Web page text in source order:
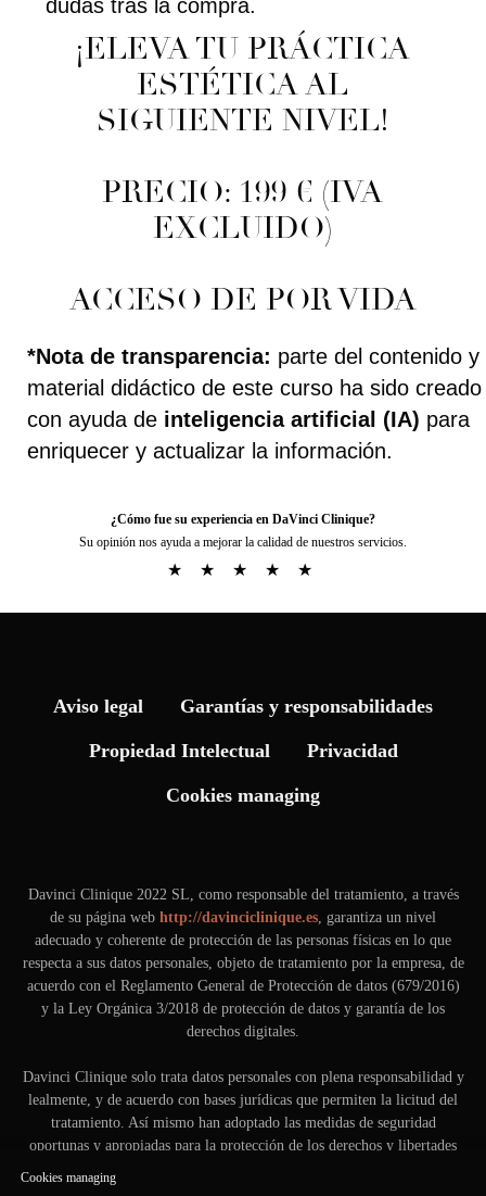
Cookies managing
¿Cómo fue su experiencia en DaVinci Clinique?
Su opinión nos ayuda a mejorar la calidad de nuestros servicios.
★ ★ ★ ★ ★
Aviso legal Garantías y responsabilidades
Propiedad Intelectual Privacidad
Cookies managing
Davinci Clinique 2022 SL, como responsable del tratamiento, a través
de su página web http://davinciclinique.es, garantiza un nivel
adecuado y coherente de protección de las personas físicas en lo que
respecta a sus datos personales, objeto de tratamiento por la empresa, de
acuerdo con el Reglamento General de Protección de datos (679/2016)
y la Ley Orgánica 3/2018 de protección de datos y garantía de los
derechos digitales.
Davinci Clinique solo trata datos personales con plena responsabilidad y
lealmente, y de acuerdo con bases jurídicas que permiten la licitud del
tratamiento. Así mismo han adoptado las medidas de seguridad
oportunas y apropiadas para la protección de los derechos y libertades